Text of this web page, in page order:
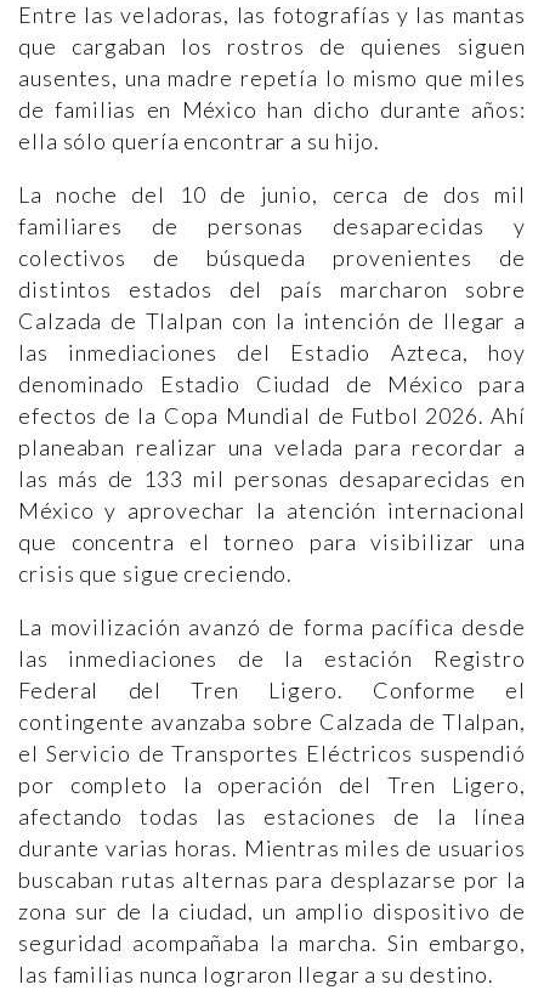
Entre las veladoras, las fotografías y las mantas
que cargaban los rostros de quienes siguen
ausentes, una madre repetía lo mismo que miles
de familias en México han dicho durante años:
ella sólo quería encontrar a su hijo.
La noche del 10 de junio, cerca de dos mil
familiares de personas desaparecidas y
colectivos de búsqueda provenientes de
distintos estados del país marcharon sobre
Calzada de Tlalpan con la intención de llegar a
las inmediaciones del Estadio Azteca, hoy
denominado Estadio Ciudad de México para
efectos de la Copa Mundial de Futbol 2026. Ahí
planeaban realizar una velada para recordar a
las más de 133 mil personas desaparecidas en
México y aprovechar la atención internacional
que concentra el torneo para visibilizar una
crisis que sigue creciendo.
La movilización avanzó de forma pacífica desde
las inmediaciones de la estación Registro
Federal del Tren Ligero. Conforme el
contingente avanzaba sobre Calzada de Tlalpan,
el Servicio de Transportes Eléctricos suspendió
por completo la operación del Tren Ligero,
afectando todas las estaciones de la línea
durante varias horas. Mientras miles de usuarios
buscaban rutas alternas para desplazarse por la
zona sur de la ciudad, un amplio dispositivo de
seguridad acompañaba la marcha. Sin embargo,
las familias nunca lograron llegar a su destino.